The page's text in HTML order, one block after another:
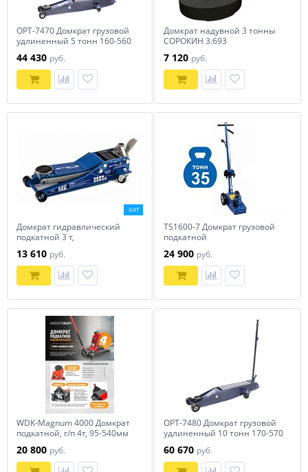
OPT-7470 Домкрат грузовой
удлиненный 5 тонн 160-560
44 430 руб.
Домкрат надувной 3 тонны
СОРОКИН 3.693
7 120 руб.
ХИТ
Домкрат гидравлический
подкатной 3 т,
51137
13 610 руб.
TS1600-7 Домкрат грузовой
подкатной
24 900 руб.
WDK-Magnum 4000 Домкрат
подкатной, г/п 4т, 95-540мм
20 800 руб.
OPT-7480 Домкрат грузовой
удлиненный 10 тонн 170-570
60 670 руб.